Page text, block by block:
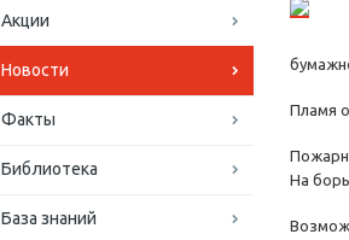
Акции
Новости
Факты
Библиотека
База знаний
Пламя
На